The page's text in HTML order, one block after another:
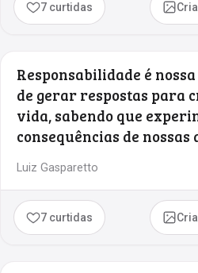
7 curtidas
Responsabilidade é
de gerar respostas para
vida, sabendo que
consequências de nossas
Luiz Gasparetto
7 curtidas